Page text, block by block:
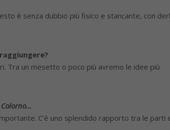
è senza dubbio più fisico e stancante, con
Tra un mesetto o poco più avremo le idee più
C’è uno splendido rapporto tra le parti